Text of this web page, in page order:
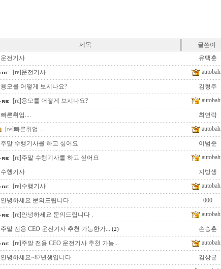
제목 글쓴이
운전기사 유택훈
[re]운전기사
용모를 어떻게 보시나요? 김형주
[re]용모를 어떻게 보시나요?
빠른취업.... 최연락
[re]빠른취업....
주말 수행기사를 하고 싶어요 이범준
[re]주말 수행기사를 하고 싶어요
수행기사 지방생
[re]수행기사
안녕하세요 문의드립니다 . 000
[re]안녕하세요 문의드립니다 .
주말 전용 CEO 운전기사 추천 가능한가... (2) 손승훈
[re]주말 전용 CEO 운전기사 추천 가능...
안녕하세요~87년생입니다 김상균